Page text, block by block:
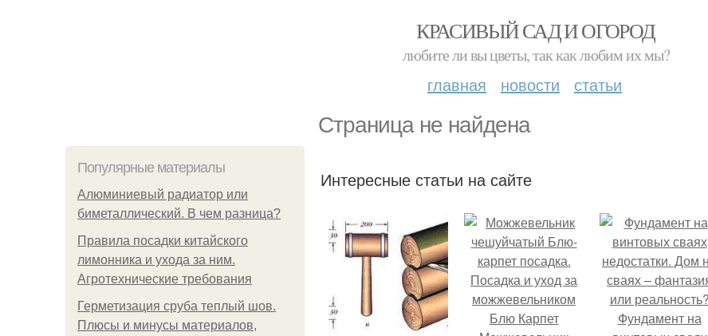
КРАСИВЫЙ САД И ОГОРОД
любите ли вы цветы, так как любим их мы?
главная новости статьи
Страница не найдена
Популярные материалы
Алюминиевый радиатор или
биметаллический. В чем разница?
Правила посадки китайского
лимонника и ухода за ним.
Агротехнические требования
Герметизация сруба теплый шов.
Плюсы и минусы материалов,
Интересные статьи на сайте
Фундамент на